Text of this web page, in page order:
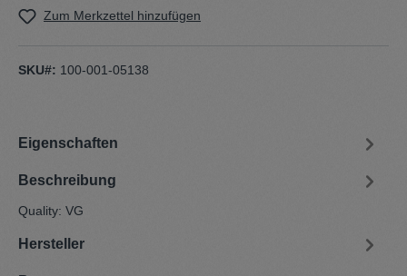
Zum Merkzettel hinzufügen
SKU#: 100-001-05138
Eigenschaften
Beschreibung
Quality: VG
Hersteller